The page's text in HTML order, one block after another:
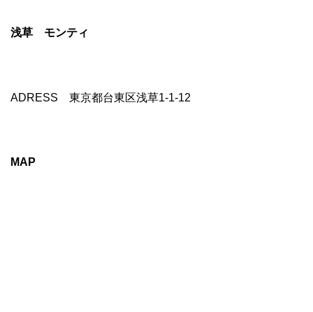
浅草 モンティ
ADRESS 東京都台東区浅草1-1-12
MAP